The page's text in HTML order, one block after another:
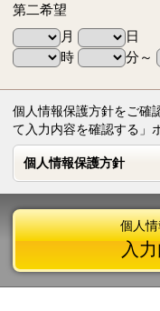
第二希望
月
日
時
分～
個人情報保護方針をご確
て入力内容を確認する」
個人情報保護方針
個人情報保護方針
個人
入